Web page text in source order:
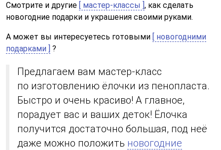
Смотрите и другие [ мастер-классы ], как сделать
новогодние подарки и украшения своими руками.
А может вы интересуетесь готовыми [ новогодними
подарками ] ?
Предлагаем вам мастер-класс
по изготовлению ёлочки из пенопласта.
Быстро и очень красиво! А главное,
порадует вас и ваших деток! Ёлочка
получится достаточно большая, под неё
даже можно положить новогодние